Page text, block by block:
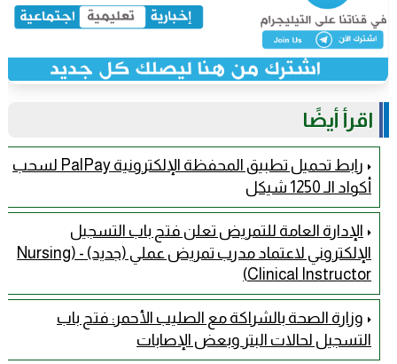
اقرأ أيضًا
رابط تحميل تطبيق المحفظة الإلكترونية PalPay لسحب
أكواد الـ 1250 شيكل
الإدارة العامة للتمريض تعلن فتح باب التسجيل
الإلكتروني لاعتماد مدرب تمريض عملي (جديد) - (Nursing
Clinical Instructor)
وزارة الصحة بالشراكة مع الصليب الأحمر: فتح باب
التسجيل لحالات البتر وبعض الإصابات